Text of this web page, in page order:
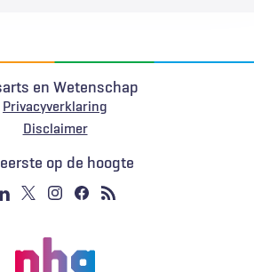
en Wetenschap
Privacyverklaring
Voet
Disclaimer
op de hoogte